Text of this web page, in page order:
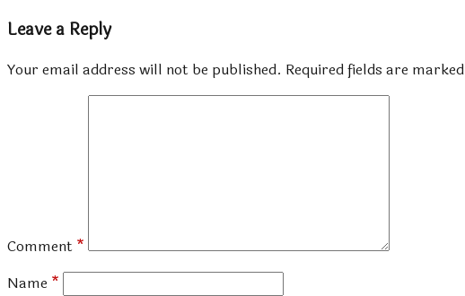
Leave a Reply
Your email address will not be published. Required fields are marked
Comment *
Name *